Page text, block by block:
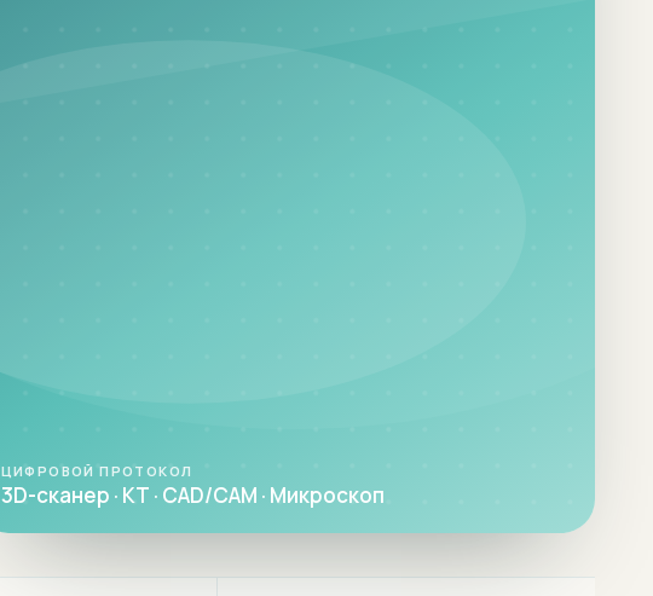
ЦИФРОВОЙ ПРОТОКОЛ
3D-сканер · КТ · CAD/CAM · Микроскоп